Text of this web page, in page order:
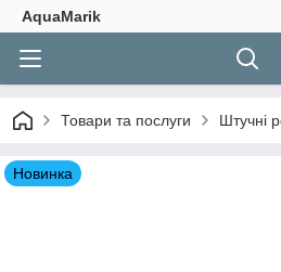
AquaMarik
Товари та послуги Штучні
Новинка